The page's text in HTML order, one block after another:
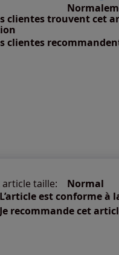
: 0%
clientes trouvent cet
clientes
article taille:
Normal
est conforme à
recommande cet